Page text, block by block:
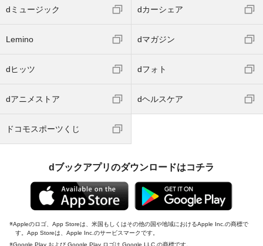
dミュージック dカーシェア
Lemino dマガジン
dヒッツ dフォト
dアニメストア dヘルスケア
ドコモスポーツくじ
dブックアプリのダウンロードはコチラ
Appleのロゴ、App Storeは、米国もしくはその他の国や地域におけるApple Inc.の商標で
す。App Storeは、Apple Inc.のサービスマークです。
Google Play および Google Play ロゴは Google LLC の商標です。